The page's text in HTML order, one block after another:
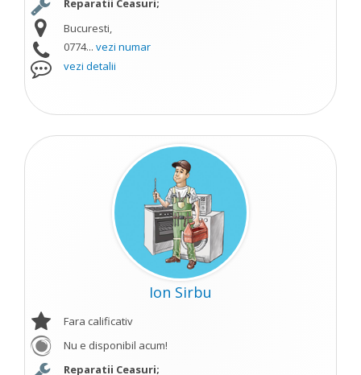
Reparatii Ceasuri;
Bucuresti,
0774... vezi numar
vezi detalii
Ion Sirbu
Fara calificativ
Nu e disponibil acum!
Reparatii Ceasuri;